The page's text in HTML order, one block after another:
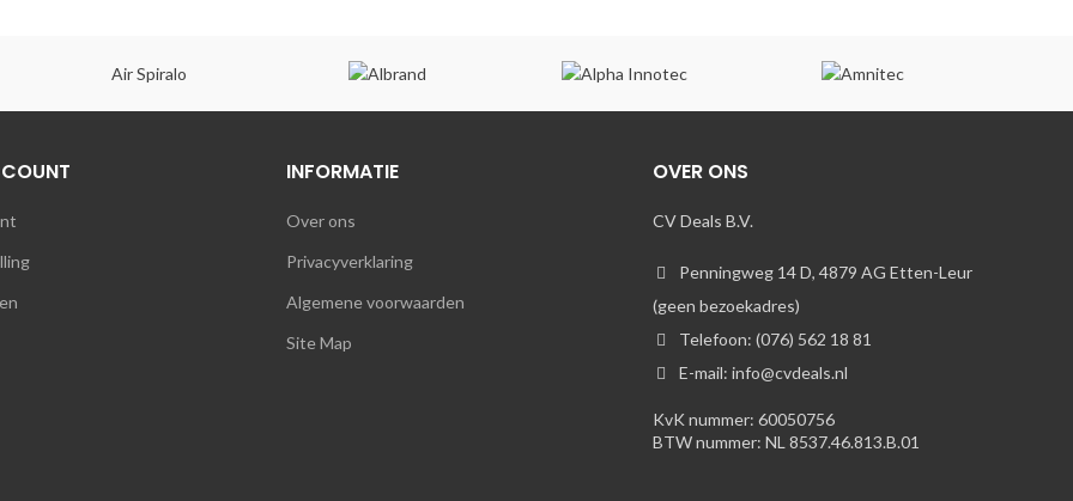
Air Spiralo
INFORMATIE
Over ons
Privacyverklaring
Algemene voorwaarden
Site Map
OVER ONS
CV Deals B.V.
Penningweg 14 D, 4879 AG Etten-Leur
(geen bezoekadres)
Telefoon: (076) 562 18 81
E-mail: info@cvdeals.nl
KvK nummer: 60050756
BTW nummer: NL 8537.46.813.B.01